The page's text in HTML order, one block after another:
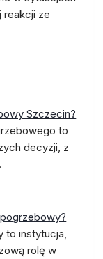
reakcji ze
Szczecin?
to
decyzji, z
pogrzebowy?
to instytucja,
rolę w